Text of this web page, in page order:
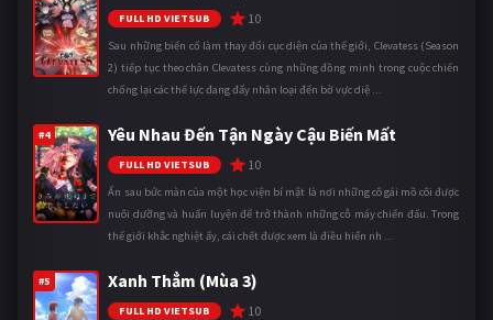
FULL HD VIETSUB 10
Sau những biến cố làm thay đổi cục diện của thế giới, Clevatess (Season
2) tiếp tục theo chân Clevatess cùng những đồng minh trong cuộc chiến
chống lại các thế lực đang đẩy nhân loại đến bờ vực diệ ...
#4 Yêu Nhau Đến Tận Ngày Cậu Biến Mất
FULL HD VIETSUB 10
Ẩn sau bức màn của một học viện bí mật là nơi những cô gái mồ côi được
nuôi dưỡng và huấn luyện để trở thành những cỗ máy chiến đấu. Trong
thế giới khắc nghiệt ấy, cái chết được xem là điều hiển nh ...
#5 Xanh Thẳm (Mùa 3)
FULL HD VIETSUB 10